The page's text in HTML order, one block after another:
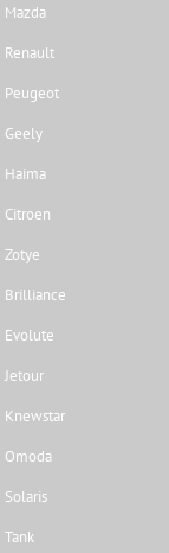
Mazda
Renault
Peugeot
Geely
Haima
Citroen
Zotye
Brilliance
Evolute
Jetour
Knewstar
Omoda
Solaris
Tank